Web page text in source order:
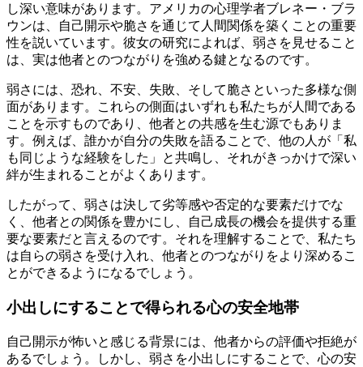
し深い意味があります。アメリカの心理学者ブレネー・ブラ
ウンは、自己開示や脆さを通じて人間関係を築くことの重要
性を説いています。彼女の研究によれば、弱さを見せること
は、実は他者とのつながりを強める鍵となるのです。
弱さには、恐れ、不安、失敗、そして脆さといった多様な側
面があります。これらの側面はいずれも私たちが人間である
ことを示すものであり、他者との共感を生む源でもありま
す。例えば、誰かが自分の失敗を語ることで、他の人が「私
も同じような経験をした」と共鳴し、それがきっかけで深い
絆が生まれることがよくあります。
したがって、弱さは決して劣等感や否定的な要素だけでな
く、他者との関係を豊かにし、自己成長の機会を提供する重
要な要素だと言えるのです。それを理解することで、私たち
は自らの弱さを受け入れ、他者とのつながりをより深めるこ
とができるようになるでしょう。
小出しにすることで得られる心の安全地帯
自己開示が怖いと感じる背景には、他者からの評価や拒絶が
あるでしょう。しかし、弱さを小出しにすることで、心の安